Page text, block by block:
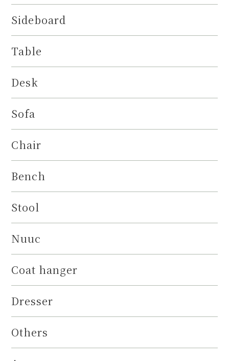
Sideboard
Table
Desk
Sofa
Chair
Bench
Stool
Nuuc
Coat hanger
Dresser
Others